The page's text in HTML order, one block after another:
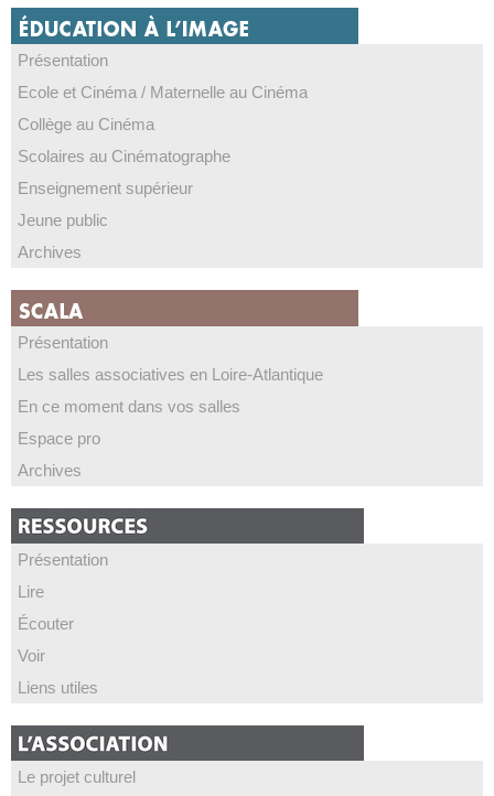
Présentation
Ecole et Cinéma / Maternelle au Cinéma
Collège au Cinéma
Scolaires au Cinématographe
Enseignement supérieur
Jeune public
Archives
Présentation
Les salles associatives en Loire-Atlantique
En ce moment dans vos salles
Espace pro
Archives
Présentation
Lire
Écouter
Voir
Liens utiles
Le projet culturel